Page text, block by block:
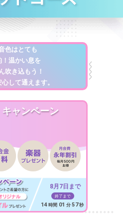
色はとても
！温かい息を
吹き込もう！
して通えます。
ャンペーン
8月7日まで
終了まで
14 時間 01 分 55 秒